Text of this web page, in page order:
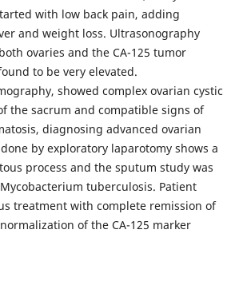
with low back pain, adding
and weight loss. Ultrasonography
ovaries and the CA-125 tumor
to be very elevated.
showed complex ovarian cystic
the sacrum and compatible signs of
diagnosing advanced ovarian
by exploratory laparotomy shows a
process and the sputum study was
tuberculosis. Patient
treatment with complete remission of
of the CA-125 marker